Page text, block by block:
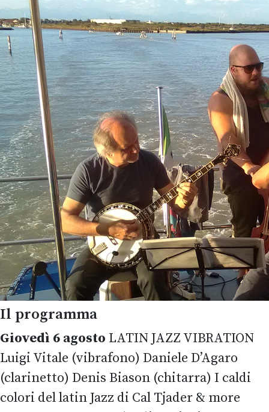
Il programma
Giovedì 6 agosto LATIN JAZZ VIBRATION
Luigi Vitale (vibrafono) Daniele D’Agaro
(clarinetto) Denis Biason (chitarra) I caldi
colori del latin Jazz di Cal Tjader & more